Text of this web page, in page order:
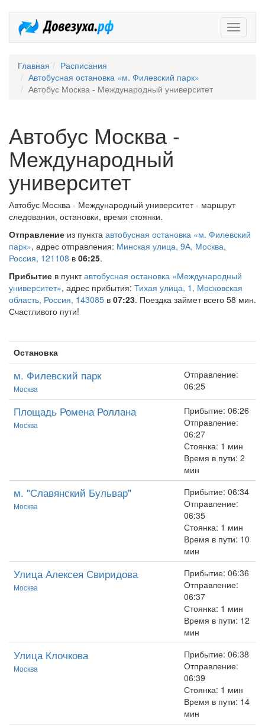
Главная
Расписания
Автобусная остановка «м. Филевский парк»
Автобус Москва - Международный университет
Автобус Москва -
Международный
университет
Автобус Москва - Международный университет - маршрут
следования, остановки, время стоянки.
Отправление из пункта автобусная остановка «м. Филевский
парк», адрес отправления: Минская улица, 9А, Москва,
Россия, 121108 в 06:25.
Прибытие в пунктавтобусная остановка «Международный
университет», адрес прибытия: Тихая улица, 1, Московская
область, Россия, 143085 в 07:23. Поездка займет всего 58 мин.
Счастливого пути!
Остановка
м. Филевский парк
Москва
Отправление:
06:25
Площадь Ромена Роллана
Москва
Прибытие: 06:26
Отправление:
06:27
Стоянка: 1 мин
Время в пути: 2
мин
м. "Славянский Бульвар"
Москва
Прибытие: 06:34
Отправление:
06:35
Стоянка: 1 мин
Время в пути: 10
мин
Улица Алексея Свиридова
Москва
Прибытие: 06:36
Отправление:
06:37
Стоянка: 1 мин
Время в пути: 12
мин
Улица Клочкова
Москва
Прибытие: 06:38
Отправление:
06:39
Стоянка: 1 мин
Время в пути: 14
мин